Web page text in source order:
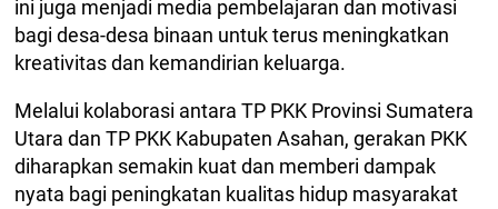
ini juga menjadi media pembelajaran dan motivasi
bagi desa-desa binaan untuk terus meningkatkan
kreativitas dan kemandirian keluarga.
Melalui kolaborasi antara TP PKK Provinsi Sumatera
Utara dan TP PKK Kabupaten Asahan, gerakan PKK
diharapkan semakin kuat dan memberi dampak
nyata bagi peningkatan kualitas hidup masyarakat